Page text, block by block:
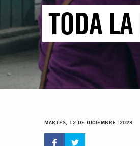
TODA
MARTES, 12 DE DICIEMBRE, 2023